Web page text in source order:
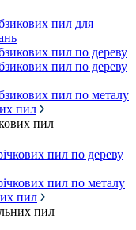
пил для
пил по дереву
пил по дереву
пил по металу
пил
пил
пил по дереву
пил по металу
пил
пил